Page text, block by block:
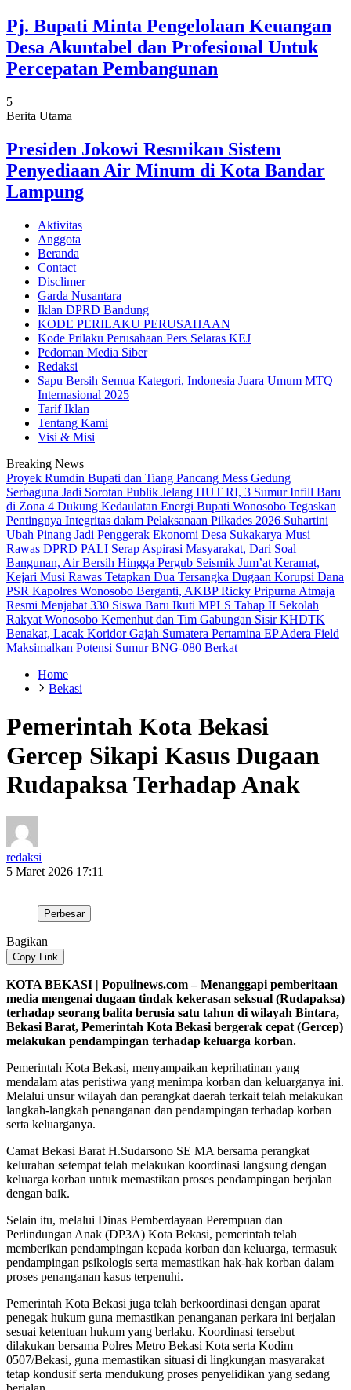
Pj. Bupati Minta Pengelolaan Keuangan
Desa Akuntabel dan Profesional Untuk
Percepatan Pembangunan
5
Berita Utama
Presiden Jokowi Resmikan Sistem
Penyediaan Air Minum di Kota Bandar
Lampung
Aktivitas
Anggota
Beranda
Contact
Disclimer
Garda Nusantara
Iklan DPRD Bandung
KODE PERILAKU PERUSAHAAN
Kode Prilaku Perusahaan Pers Selaras KEJ
Pedoman Media Siber
Redaksi
Sapu Bersih Semua Kategori, Indonesia Juara Umum MTQ
Internasional 2025
Tarif Iklan
Tentang Kami
Visi & Misi
Breaking News
Proyek Rumdin Bupati dan Tiang Pancang Mess Gedung
Serbaguna Jadi Sorotan Publik Jelang HUT RI, 3 Sumur Infill Baru
di Zona 4 Dukung Kedaulatan Energi Bupati Wonosobo Tegaskan
Pentingnya Integritas dalam Pelaksanaan Pilkades 2026 Suhartini
Ubah Pinang Jadi Penggerak Ekonomi Desa Sukakarya Musi
Rawas DPRD PALI Serap Aspirasi Masyarakat, Dari Soal
Bangunan, Air Bersih Hingga Pergub Seismik Jum’at Keramat,
Kejari Musi Rawas Tetapkan Dua Tersangka Dugaan Korupsi Dana
PSR Kapolres Wonosobo Berganti, AKBP Ricky Pripurna Atmaja
Resmi Menjabat 330 Siswa Baru Ikuti MPLS Tahap II Sekolah
Rakyat Wonosobo Kemenhut dan Tim Gabungan Sisir KHDTK
Benakat, Lacak Koridor Gajah Sumatera Pertamina EP Adera Field
Maksimalkan Potensi Sumur BNG-080 Berkat
Home
Bekasi
Pemerintah Kota Bekasi
Gercep Sikapi Kasus Dugaan
Rudapaksa Terhadap Anak
redaksi
5 Maret 2026 17:11
Perbesar
Bagikan
Copy Link
KOTA BEKASI | Populinews.com – Menanggapi pemberitaan
media mengenai dugaan tindak kekerasan seksual (Rudapaksa)
terhadap seorang balita berusia satu tahun di wilayah Bintara,
Bekasi Barat, Pemerintah Kota Bekasi bergerak cepat (Gercep)
melakukan pendampingan terhadap keluarga korban.
Pemerintah Kota Bekasi, menyampaikan keprihatinan yang
mendalam atas peristiwa yang menimpa korban dan keluarganya ini.
Melalui unsur wilayah dan perangkat daerah terkait telah melakukan
langkah-langkah penanganan dan pendampingan terhadap korban
serta keluarganya.
Camat Bekasi Barat H.Sudarsono SE MA bersama perangkat
kelurahan setempat telah melakukan koordinasi langsung dengan
keluarga korban untuk memastikan proses pendampingan berjalan
dengan baik.
Selain itu, melalui Dinas Pemberdayaan Perempuan dan
Perlindungan Anak (DP3A) Kota Bekasi, pemerintah telah
memberikan pendampingan kepada korban dan keluarga, termasuk
pendampingan psikologis serta memastikan hak-hak korban dalam
proses penanganan kasus terpenuhi.
Pemerintah Kota Bekasi juga telah berkoordinasi dengan aparat
penegak hukum guna memastikan penanganan perkara ini berjalan
sesuai ketentuan hukum yang berlaku. Koordinasi tersebut
dilakukan bersama Polres Metro Bekasi Kota serta Kodim
0507/Bekasi, guna memastikan situasi di lingkungan masyarakat
tetap kondusif serta mendukung proses penyelidikan yang sedang